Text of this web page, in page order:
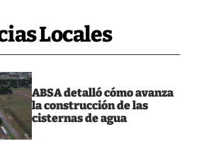
Locales
ABSA detalló cómo avanza
la construcción de las
cisternas de agua